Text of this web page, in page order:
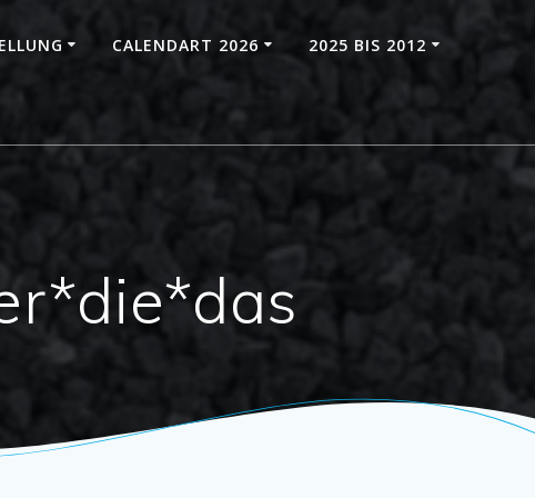
CALENDART 2026 2025 BIS 2012